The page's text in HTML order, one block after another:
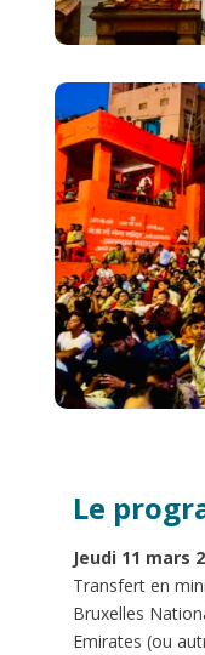
Le
Jeudi 11 mars
Transfert en
Bruxelles
Emirates (ou